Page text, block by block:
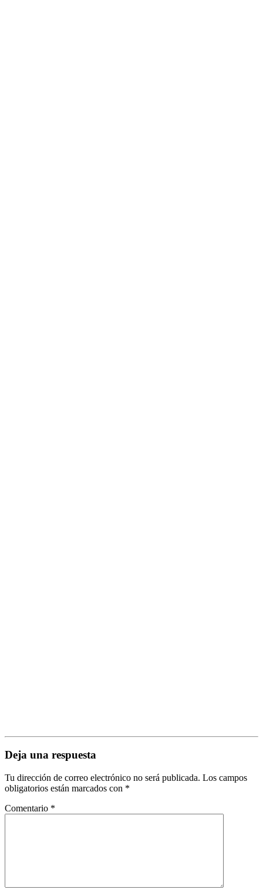
Deja una respuesta
Tu dirección de correo electrónico no será publicada. Los campos
obligatorios están marcados con *
Comentario *